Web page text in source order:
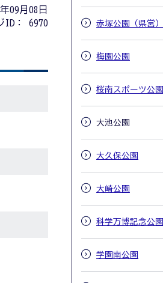
09月08日
ID：
6970 赤塚公園（県営）
梅園公園
桜南スポーツ公園
大池公園
大久保公園
大崎公園
科学万博記念公園
学園南公園